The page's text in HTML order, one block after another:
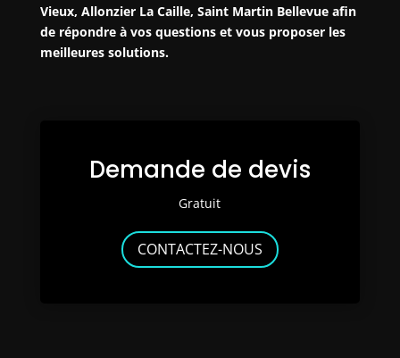
Vieux, Allonzier La Caille, Saint Martin Bellevue afin
de répondre à vos questions et vous proposer les
meilleures solutions.
Demande de devis
Gratuit
CONTACTEZ-NOUS